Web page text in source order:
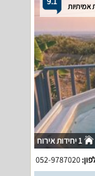
1 יחידות אירוח
052-9787020